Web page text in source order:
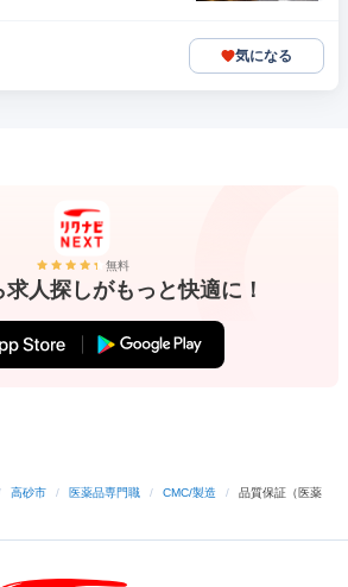
気になる
無料
人探しがもっと快適に！
高砂市 / 医薬品専門職 / CMC/製造 /
品質保証（医薬